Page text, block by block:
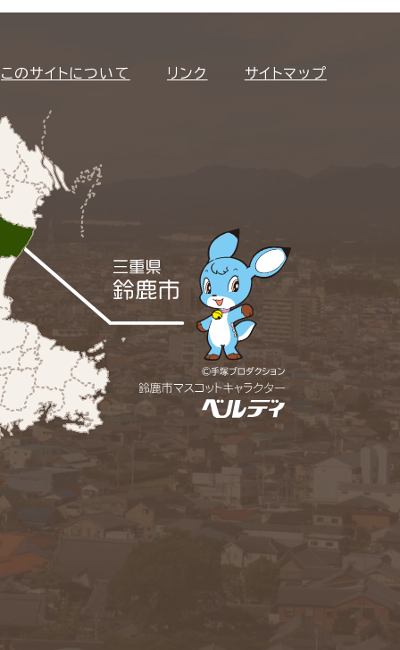
このサイトについて リンク サイトマップ